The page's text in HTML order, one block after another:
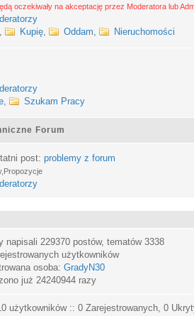
oczekiwały na akceptację przez Moderatora lub
, Kupię, Oddam, Nieruchomości
, Szukam Pracy
Forum
post: problemy z forum
napisali 229370 postów, tematów 3338
użytkowników
osoba: GradyN30
już 24240944 razy
użytkowników :: 0 Zarejestrowanych, 0